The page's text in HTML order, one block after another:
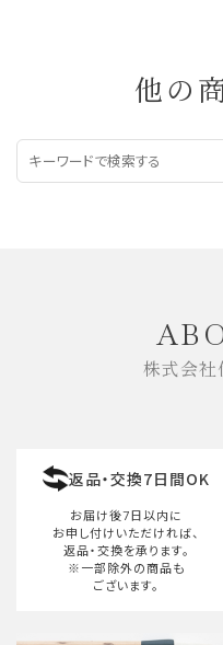
他の
株式会社
返品・交換7日間OK
お届け後7日以内に
お申し付けいただければ、
返品・交換を承ります。
※一部除外の商品も
ございます。